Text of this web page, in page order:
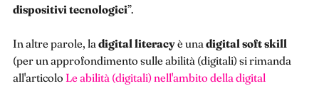
dispositivi tecnologici”.
In altre parole, la digital literacyè una digital soft skill
(per un approfondimento sulle abilità (digitali) si rimanda
all'articolo Le abilità (digitali) nell'ambito della digital